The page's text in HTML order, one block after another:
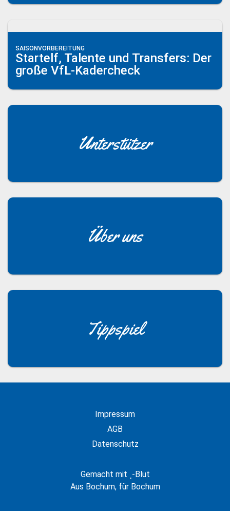
SAISONVORBEREITUNG
Startelf, Talente und Transfers: Der
große VfL-Kadercheck
Unterstützer
Über uns
Tippspiel
Impressum
AGB
Datenschutz
Gemacht mit -Blut
Aus Bochum, für Bochum